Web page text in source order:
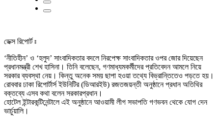
ডেক্স রিপোর্ট ঃ
‘নীতিহীন’ ও ‘হলুদ’ সাংবাদিকতার বদলে নিরপেক্ষ সাংবাদিকতার ওপর জোর দিয়েছেন
প্রধানমন্ত্রী শেখ হাসিনা। তিনি বলেছেন, গণমাধ্যমকর্মীদের প্রতিবেদন আমলে নিয়ে
সরকার ব্যবস্থা নেয়। কিন্তু অনেক সময় ছাপা হওয়া তথ্যে বিভ্রান্তিতেও পড়তে হয়।
রোববার ঢাকা রিপোর্টার্স ইউনিটির (ডিআরইউ) রজতজয়ন্তী অনুষ্ঠানে প্রধান অতিথির
বক্তব্যে এসব কথা বলেন সরকারপ্রধান।
হোটেল ইন্টারকন্টিনেন্টালে এই অনুষ্ঠানে আওয়ামী লীগ সভাপতি গণভবন থেকে যোগ দেন
ভার্চুয়ালি।